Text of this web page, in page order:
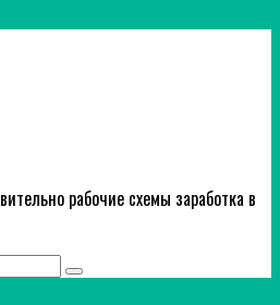
рабочие схемы заработка в